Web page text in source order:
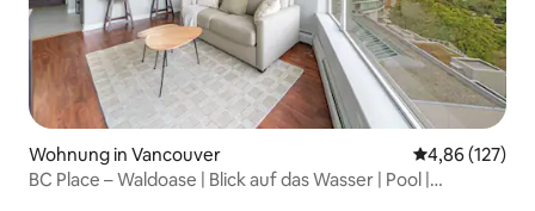
Wohnung in Vancouver
4,86 (127)
BC Place – Waldoase | Blick auf das Wasser | Pool |